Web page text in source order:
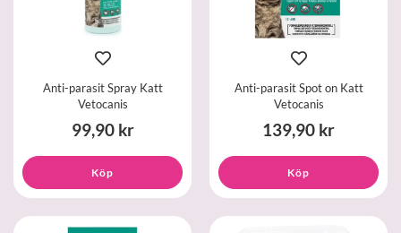
Anti-parasit Spray Katt
Vetocanis
99,90 kr
Köp
Anti-parasit Spot on Katt
Vetocanis
139,90 kr
Köp